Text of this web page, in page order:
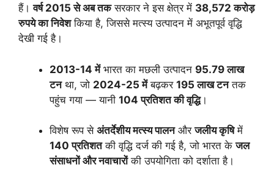
हैं।वर्ष 2015 से अब तकसरकार ने इस क्षेत्र में 38,572 करोड़
रुपये का निवेशकिया है, जिससे मत्स्य उत्पादन में अभूतपूर्व वृद्धि
देखी गई है।
2013-14 मेंभारत का मछली उत्पादन 95.79 लाख
टनथा, जो 2024-25 मेंबढ़कर 195 लाख टनतक
पहुंच गया — यानी 104 प्रतिशत की वृद्धि।
विशेष रूप से अंतर्देशीय मत्स्य पालनऔरजलीय कृषिमें
140 प्रतिशतकी वृद्धि दर्ज की गई है, जो भारत केजल
संसाधनों और नवाचारोंकी उपयोगिता को दर्शाता है।